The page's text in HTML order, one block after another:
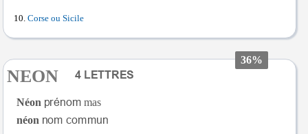
Corse ou Sicile
36%
NEON
Néon
mas
néon